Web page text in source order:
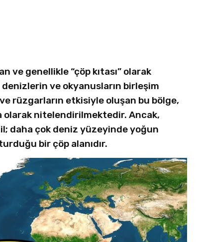
ve genellikle “çöp kıtası” olarak
ve okyanusların birleşim
ve rüzgarların etkisiyle oluşan bu bölge,
olarak nitelendirilmektedir. Ancak,
daha çok deniz yüzeyinde yoğun
bir çöp alanıdır.